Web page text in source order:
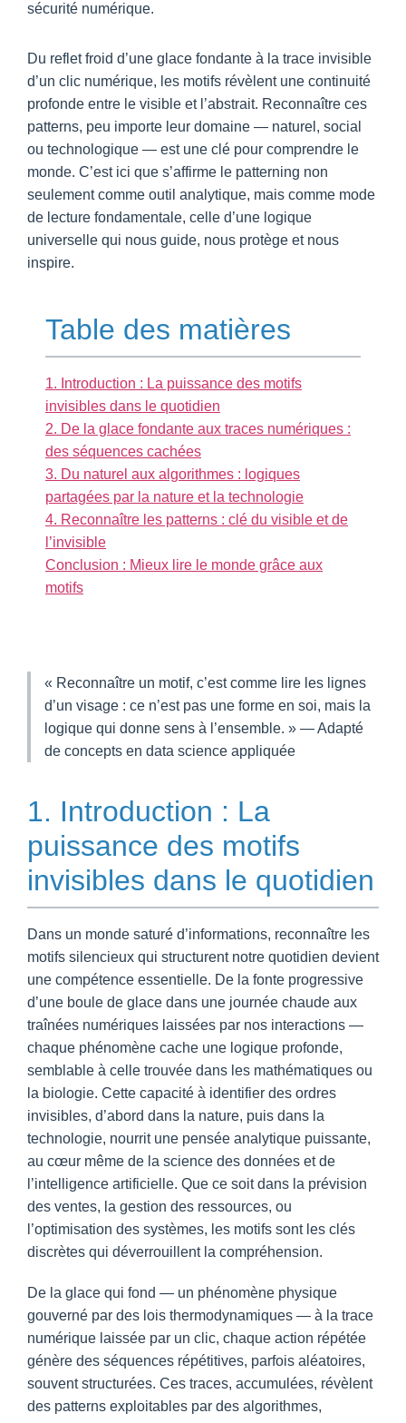
sécurité numérique.
Du reflet froid d’une glace fondante à la trace invisible
d’un clic numérique, les motifs révèlent une continuité
profonde entre le visible et l’abstrait. Reconnaître ces
patterns, peu importe leur domaine — naturel, social
ou technologique — est une clé pour comprendre le
monde. C’est ici que s’affirme le patterning non
seulement comme outil analytique, mais comme mode
de lecture fondamentale, celle d’une logique
universelle qui nous guide, nous protège et nous
inspire.
Table des matières
1. Introduction : La puissance des motifs
invisibles dans le quotidien
2. De la glace fondante aux traces numériques :
des séquences cachées
3. Du naturel aux algorithmes : logiques
partagées par la nature et la technologie
4. Reconnaître les patterns : clé du visible et de
l’invisible
Conclusion : Mieux lire le monde grâce aux
motifs
« Reconnaître un motif, c’est comme lire les lignes
d’un visage : ce n’est pas une forme en soi, mais la
logique qui donne sens à l’ensemble. » — Adapté
de concepts en data science appliquée
1. Introduction : La
puissance des motifs
invisibles dans le quotidien
Dans un monde saturé d’informations, reconnaître les
motifs silencieux qui structurent notre quotidien devient
une compétence essentielle. De la fonte progressive
d’une boule de glace dans une journée chaude aux
traînées numériques laissées par nos interactions —
chaque phénomène cache une logique profonde,
semblable à celle trouvée dans les mathématiques ou
la biologie. Cette capacité à identifier des ordres
invisibles, d’abord dans la nature, puis dans la
technologie, nourrit une pensée analytique puissante,
au cœur même de la science des données et de
l’intelligence artificielle. Que ce soit dans la prévision
des ventes, la gestion des ressources, ou
l’optimisation des systèmes, les motifs sont les clés
discrètes qui déverrouillent la compréhension.
De la glace qui fond — un phénomène physique
gouverné par des lois thermodynamiques — à la trace
numérique laissée par un clic, chaque action répétée
génère des séquences répétitives, parfois aléatoires,
souvent structurées. Ces traces, accumulées, révèlent
des patterns exploitables par des algorithmes,